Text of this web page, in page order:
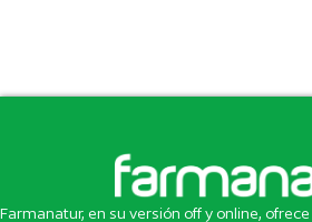
Farmanatur, en su versión off y online,